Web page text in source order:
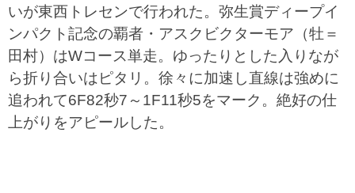
いが東西トレセンで行われた。弥生賞ディープイ
ンパクト記念の覇者・アスクビクターモア（牡＝
田村）はWコース単走。ゆったりとした入りなが
ら折り合いはピタリ。徐々に加速し直線は強めに
追われて6F82秒7～1F11秒5をマーク。絶好の仕
上がりをアピールした。